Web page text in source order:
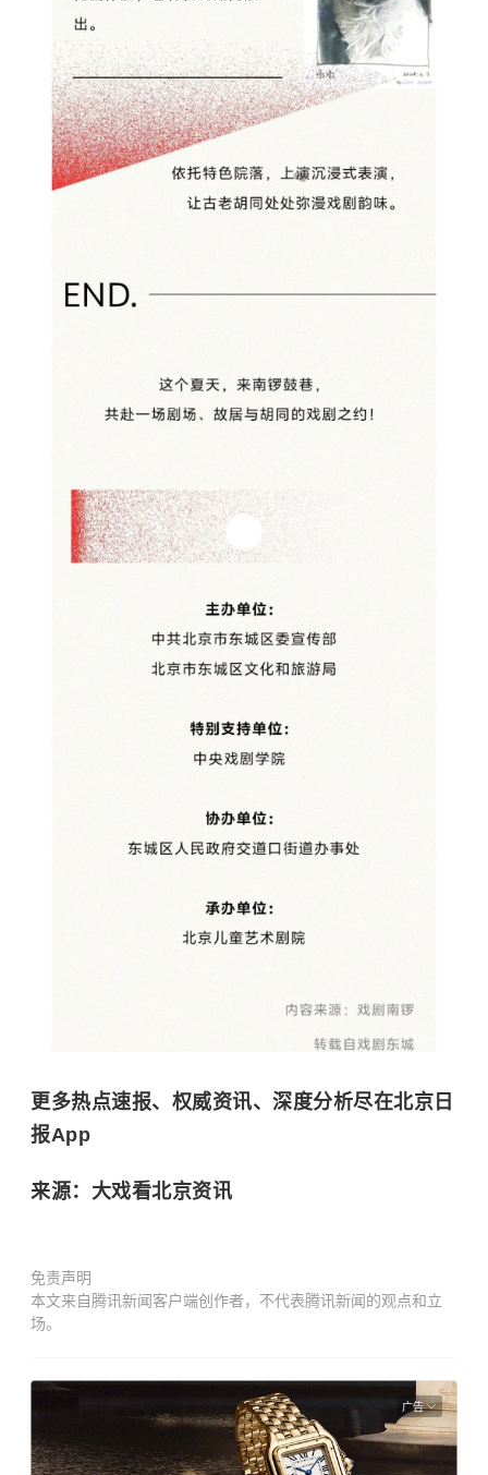
更多热点速报、权威资讯、深度分析尽在北京日
报App
来源：大戏看北京资讯
免责声明
本文来自腾讯新闻客户端创作者，不代表腾讯新闻的观点和立
场。
广告